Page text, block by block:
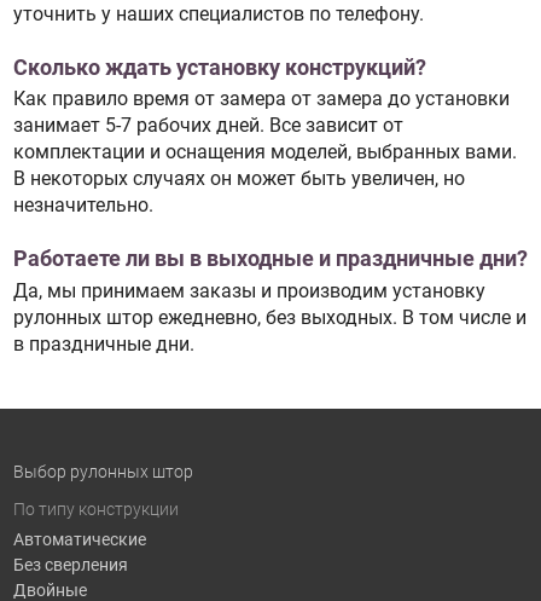
уточнить у наших специалистов по телефону.
Сколько ждать установку конструкций?
Как правило время от замера от замера до установки
занимает 5-7 рабочих дней. Все зависит от
комплектации и оснащения моделей, выбранных вами.
В некоторых случаях он может быть увеличен, но
незначительно.
Работаете ли вы в выходные и праздничные дни?
Да, мы принимаем заказы и производим установку
рулонных штор ежедневно, без выходных. В том числе и
в праздничные дни.
Выбор рулонных штор
По типу конструкции
Автоматические
Без сверления
Двойные